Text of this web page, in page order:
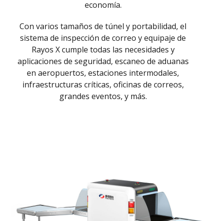
economía.
Con varios tamaños de túnel y portabilidad, el
sistema de inspección de correo y equipaje de
Rayos X cumple todas las necesidades y
aplicaciones de seguridad, escaneo de aduanas
en aeropuertos, estaciones intermodales,
infraestructuras críticas, oficinas de correos,
grandes eventos, y más.